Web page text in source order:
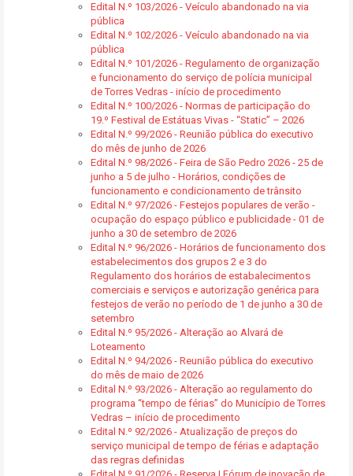
Edital N.º 103/2026 - Veículo abandonado na via
pública
Edital N.º 102/2026 - Veículo abandonado na via
pública
Edital N.º 101/2026 - Regulamento de organização
e funcionamento do serviço de polícia municipal
de Torres Vedras - início de procedimento
Edital N.º 100/2026 - Normas de participação do
19.º Festival de Estátuas Vivas - “Static” – 2026
Edital N.º 99/2026 - Reunião pública do executivo
do mês de junho de 2026
Edital N.º 98/2026 - Feira de São Pedro 2026 - 25 de
junho a 5 de julho - Horários, condições de
funcionamento e condicionamento de trânsito
Edital N.º 97/2026 - Festejos populares de verão -
ocupação do espaço público e publicidade - 01 de
junho a 30 de setembro de 2026
Edital N.º 96/2026 - Horários de funcionamento dos
estabelecimentos dos grupos 2 e 3 do
Regulamento dos horários de estabalecimentos
comerciais e serviços e autorização genérica para
festejos de verão no período de 1 de junho a 30 de
setembro
Edital N.º 95/2026 - Alteração ao Alvará de
Loteamento
Edital N.º 94/2026 - Reunião pública do executivo
do mês de maio de 2026
Edital N.º 93/2026 - Alteração ao regulamento do
programa “tempo de férias” do Município de Torres
Vedras – início de procedimento
Edital N.º 92/2026 - Atualização de preços do
serviço municipal de tempo de férias e adaptação
das regras definidas